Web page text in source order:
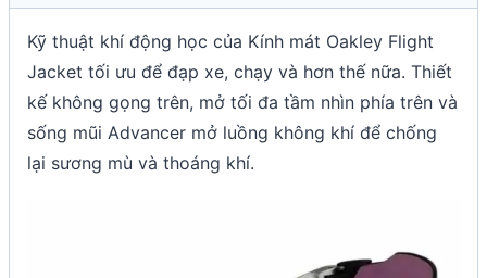
Kỹ thuật khí động học của Kính mát Oakley Flight
Jacket tối ưu để đạp xe, chạy và hơn thế nữa. Thiết
kế không gọng trên, mở tối đa tầm nhìn phía trên và
sống mũi Advancer mở luồng không khí để chống
lại sương mù và thoáng khí.